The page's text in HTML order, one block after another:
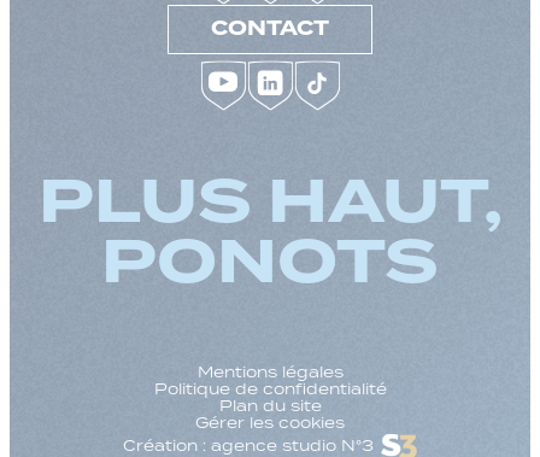
CONTACT
PLUS HAUT,
PONOTS
Mentions légales
Politique de confidentialité
Plan du site
Gérer les cookies
Création : agence studio N°3